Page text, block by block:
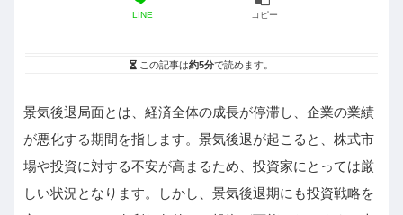
LINE コピー
この記事は約5分で読めます。
景気後退局面とは、経済全体の成長が停滞し、企業の業績
が悪化する期間を指します。景気後退が起こると、株式市
場や投資に対する不安が高まるため、投資家にとっては厳
しい状況となります。しかし、景気後退期にも投資戦略を